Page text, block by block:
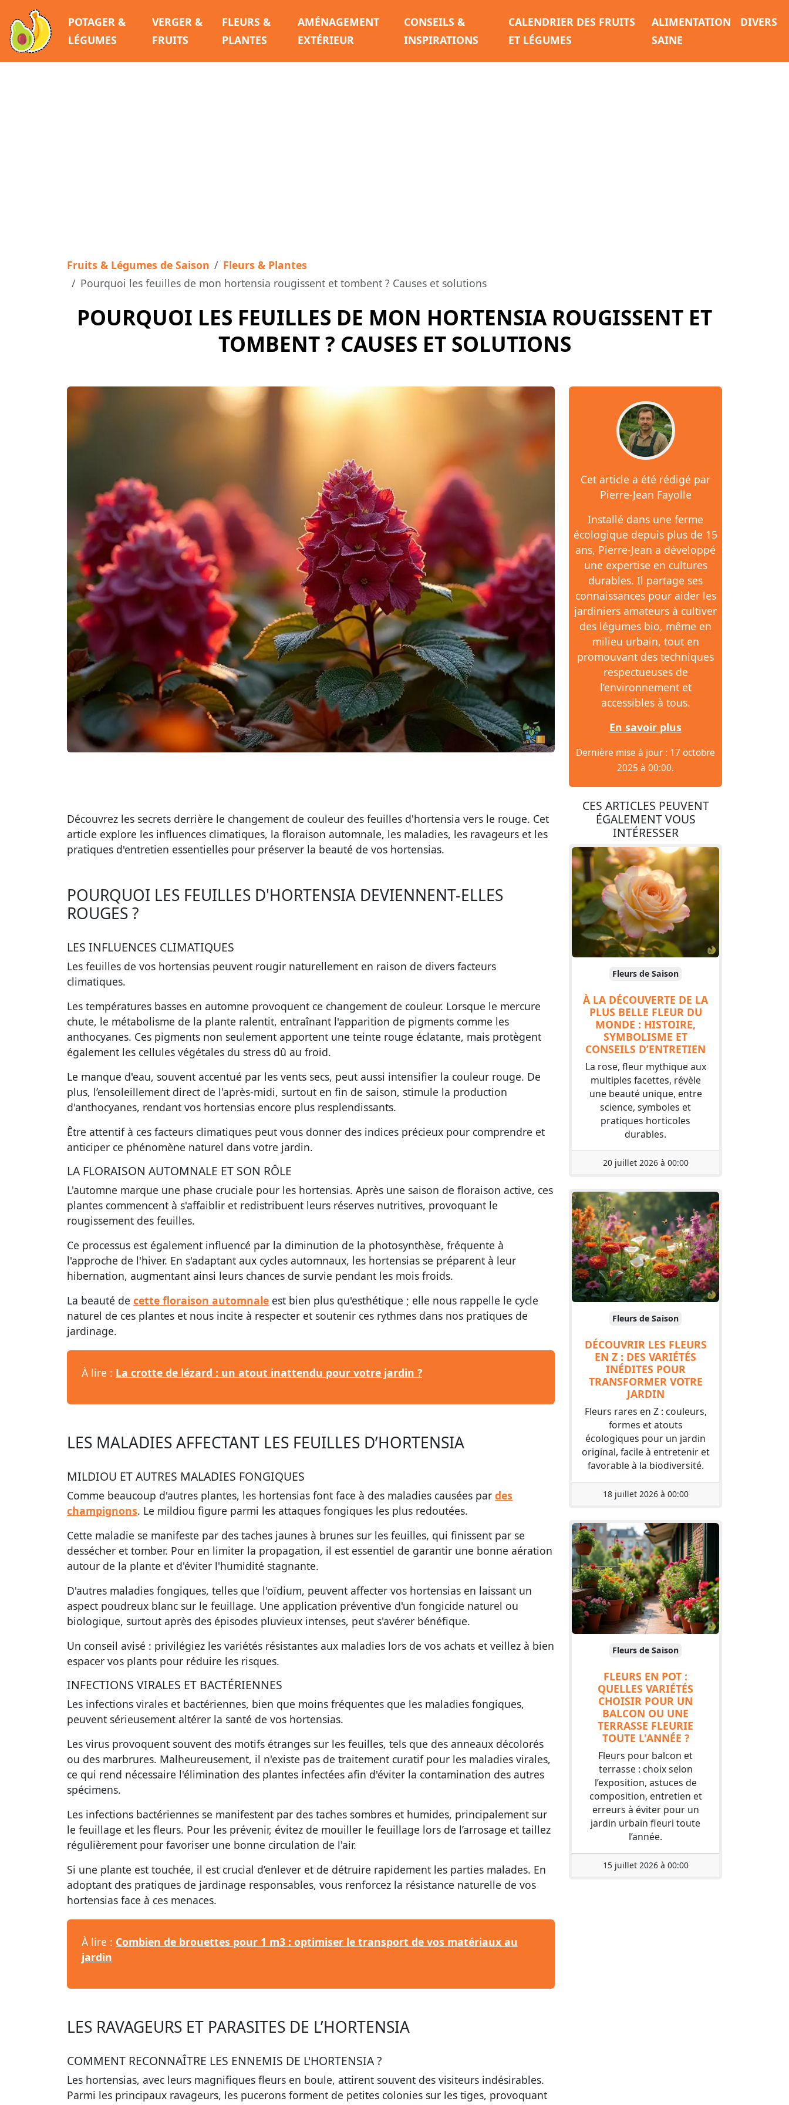
POTAGER &
LÉGUMES
VERGER &
FRUITS
FLEURS &
PLANTES
AMÉNAGEMENT
EXTÉRIEUR
CONSEILS &
INSPIRATIONS
CALENDRIER DES FRUITS
ET LÉGUMES
ALIMENTATION
SAINE
DIVERS
Fruits & Légumes de Saison
Fleurs & Plantes
Pourquoi les feuilles de mon hortensia rougissent et tombent ? Causes et solutions
POURQUOI LES FEUILLES DE MON HORTENSIA ROUGISSENT ET
TOMBENT ? CAUSES ET SOLUTIONS
Découvrez les secrets derrière le changement de couleur des feuilles d'hortensia vers le rouge. Cet
article explore les influences climatiques, la floraison automnale, les maladies, les ravageurs et les
pratiques d'entretien essentielles pour préserver la beauté de vos hortensias.
POURQUOI LES FEUILLES D'HORTENSIA DEVIENNENT-ELLES
ROUGES ?
LES INFLUENCES CLIMATIQUES
Les feuilles de vos hortensias peuvent rougir naturellement en raison de divers facteurs
climatiques.
Les températures basses en automne provoquent ce changement de couleur. Lorsque le mercure
chute, le métabolisme de la plante ralentit, entraînant l'apparition de pigments comme les
anthocyanes. Ces pigments non seulement apportent une teinte rouge éclatante, mais protègent
également les cellules végétales du stress dû au froid.
Le manque d'eau, souvent accentué par les vents secs, peut aussi intensifier la couleur rouge. De
plus, l’ensoleillement direct de l'après-midi, surtout en fin de saison, stimule la production
d'anthocyanes, rendant vos hortensias encore plus resplendissants.
Être attentif à ces facteurs climatiques peut vous donner des indices précieux pour comprendre et
anticiper ce phénomène naturel dans votre jardin.
LA FLORAISON AUTOMNALE ET SON RÔLE
L'automne marque une phase cruciale pour les hortensias. Après une saison de floraison active, ces
plantes commencent à s'affaiblir et redistribuent leurs réserves nutritives, provoquant le
rougissement des feuilles.
Ce processus est également influencé par la diminution de la photosynthèse, fréquente à
l'approche de l'hiver. En s'adaptant aux cycles automnaux, les hortensias se préparent à leur
hibernation, augmentant ainsi leurs chances de survie pendant les mois froids.
La beauté de cette floraison automnale est bien plus qu'esthétique ; elle nous rappelle le cycle
naturel de ces plantes et nous incite à respecter et soutenir ces rythmes dans nos pratiques de
jardinage.
À lire : La crotte de lézard : un atout inattendu pour votre jardin ?
LES MALADIES AFFECTANT LES FEUILLES D’HORTENSIA
MILDIOU ET AUTRES MALADIES FONGIQUES
Comme beaucoup d'autres plantes, les hortensias font face à des maladies causées par des
champignons. Le mildiou figure parmi les attaques fongiques les plus redoutées.
Cette maladie se manifeste par des taches jaunes à brunes sur les feuilles, qui finissent par se
dessécher et tomber. Pour en limiter la propagation, il est essentiel de garantir une bonne aération
autour de la plante et d'éviter l'humidité stagnante.
D'autres maladies fongiques, telles que l'oïdium, peuvent affecter vos hortensias en laissant un
aspect poudreux blanc sur le feuillage. Une application préventive d'un fongicide naturel ou
biologique, surtout après des épisodes pluvieux intenses, peut s'avérer bénéfique.
Un conseil avisé : privilégiez les variétés résistantes aux maladies lors de vos achats et veillez à bien
espacer vos plants pour réduire les risques.
INFECTIONS VIRALES ET BACTÉRIENNES
Les infections virales et bactériennes, bien que moins fréquentes que les maladies fongiques,
peuvent sérieusement altérer la santé de vos hortensias.
Les virus provoquent souvent des motifs étranges sur les feuilles, tels que des anneaux décolorés
ou des marbrures. Malheureusement, il n'existe pas de traitement curatif pour les maladies virales,
ce qui rend nécessaire l'élimination des plantes infectées afin d'éviter la contamination des autres
spécimens.
Les infections bactériennes se manifestent par des taches sombres et humides, principalement sur
le feuillage et les fleurs. Pour les prévenir, évitez de mouiller le feuillage lors de l’arrosage et taillez
régulièrement pour favoriser une bonne circulation de l'air.
Si une plante est touchée, il est crucial d’enlever et de détruire rapidement les parties malades. En
adoptant des pratiques de jardinage responsables, vous renforcez la résistance naturelle de vos
hortensias face à ces menaces.
À lire : Combien de brouettes pour 1 m3 : optimiser le transport de vos matériaux au
jardin
LES RAVAGEURS ET PARASITES DE L’HORTENSIA
COMMENT RECONNAÎTRE LES ENNEMIS DE L'HORTENSIA ?
Les hortensias, avec leurs magnifiques fleurs en boule, attirent souvent des visiteurs indésirables.
Parmi les principaux ravageurs, les pucerons forment de petites colonies sur les tiges, provoquant
Cet article a été rédigé par
Pierre-Jean Fayolle
Installé dans une ferme
écologique depuis plus de 15
ans, Pierre-Jean a développé
une expertise en cultures
durables. Il partage ses
connaissances pour aider les
jardiniers amateurs à cultiver
des légumes bio, même en
milieu urbain, tout en
promouvant des techniques
respectueuses de
l’environnement et
accessibles à tous.
En savoir plus
Dernière mise à jour : 17 octobre
2025 à 00:00.
CES ARTICLES PEUVENT
ÉGALEMENT VOUS
INTÉRESSER
Fleurs de Saison
À LA DÉCOUVERTE DE LA
PLUS BELLE FLEUR DU
MONDE : HISTOIRE,
SYMBOLISME ET
CONSEILS D’ENTRETIEN
La rose, fleur mythique aux
multiples facettes, révèle
une beauté unique, entre
science, symboles et
pratiques horticoles
durables.
20 juillet 2026 à 00:00
Fleurs de Saison
DÉCOUVRIR LES FLEURS
EN Z : DES VARIÉTÉS
INÉDITES POUR
TRANSFORMER VOTRE
JARDIN
Fleurs rares en Z : couleurs,
formes et atouts
écologiques pour un jardin
original, facile à entretenir et
favorable à la biodiversité.
18 juillet 2026 à 00:00
Fleurs de Saison
FLEURS EN POT :
QUELLES VARIÉTÉS
CHOISIR POUR UN
BALCON OU UNE
TERRASSE FLEURIE
TOUTE L'ANNÉE ?
Fleurs pour balcon et
terrasse : choix selon
l’exposition, astuces de
composition, entretien et
erreurs à éviter pour un
jardin urbain fleuri toute
l’année.
15 juillet 2026 à 00:00